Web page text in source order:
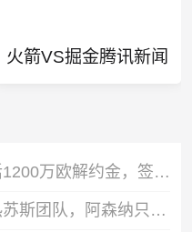
火箭VS掘金腾讯新闻
罗马诺：布鲁日即将激活1200万欧解约金，签下马略卡前锋比尔希利
罗马诺：那不勒斯接触热苏斯团队，阿森纳只接受永久转会